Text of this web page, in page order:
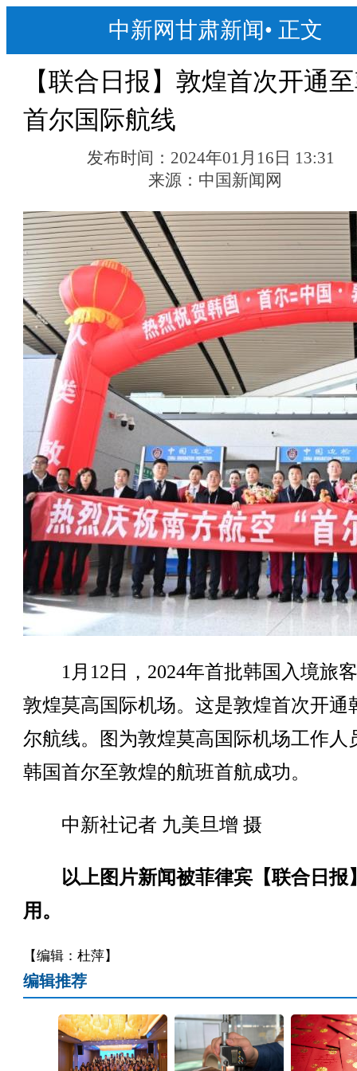
中新网甘肃新闻• 正文
【联合日报】敦煌首次开通
首尔国际航线
发布时间： 2024年01月16日 13:31
来源： 中国新闻网
1月12日，2024年首批韩国入境旅
敦煌莫高国际机场。这是敦煌首次开通
尔航线。图为敦煌莫高国际机场工作人
韩国首尔至敦煌的航班首航成功。
中新社记者 九美旦增 摄
以上图片新闻被菲律宾【联合日报
用。
【编辑：杜萍】
编辑推荐